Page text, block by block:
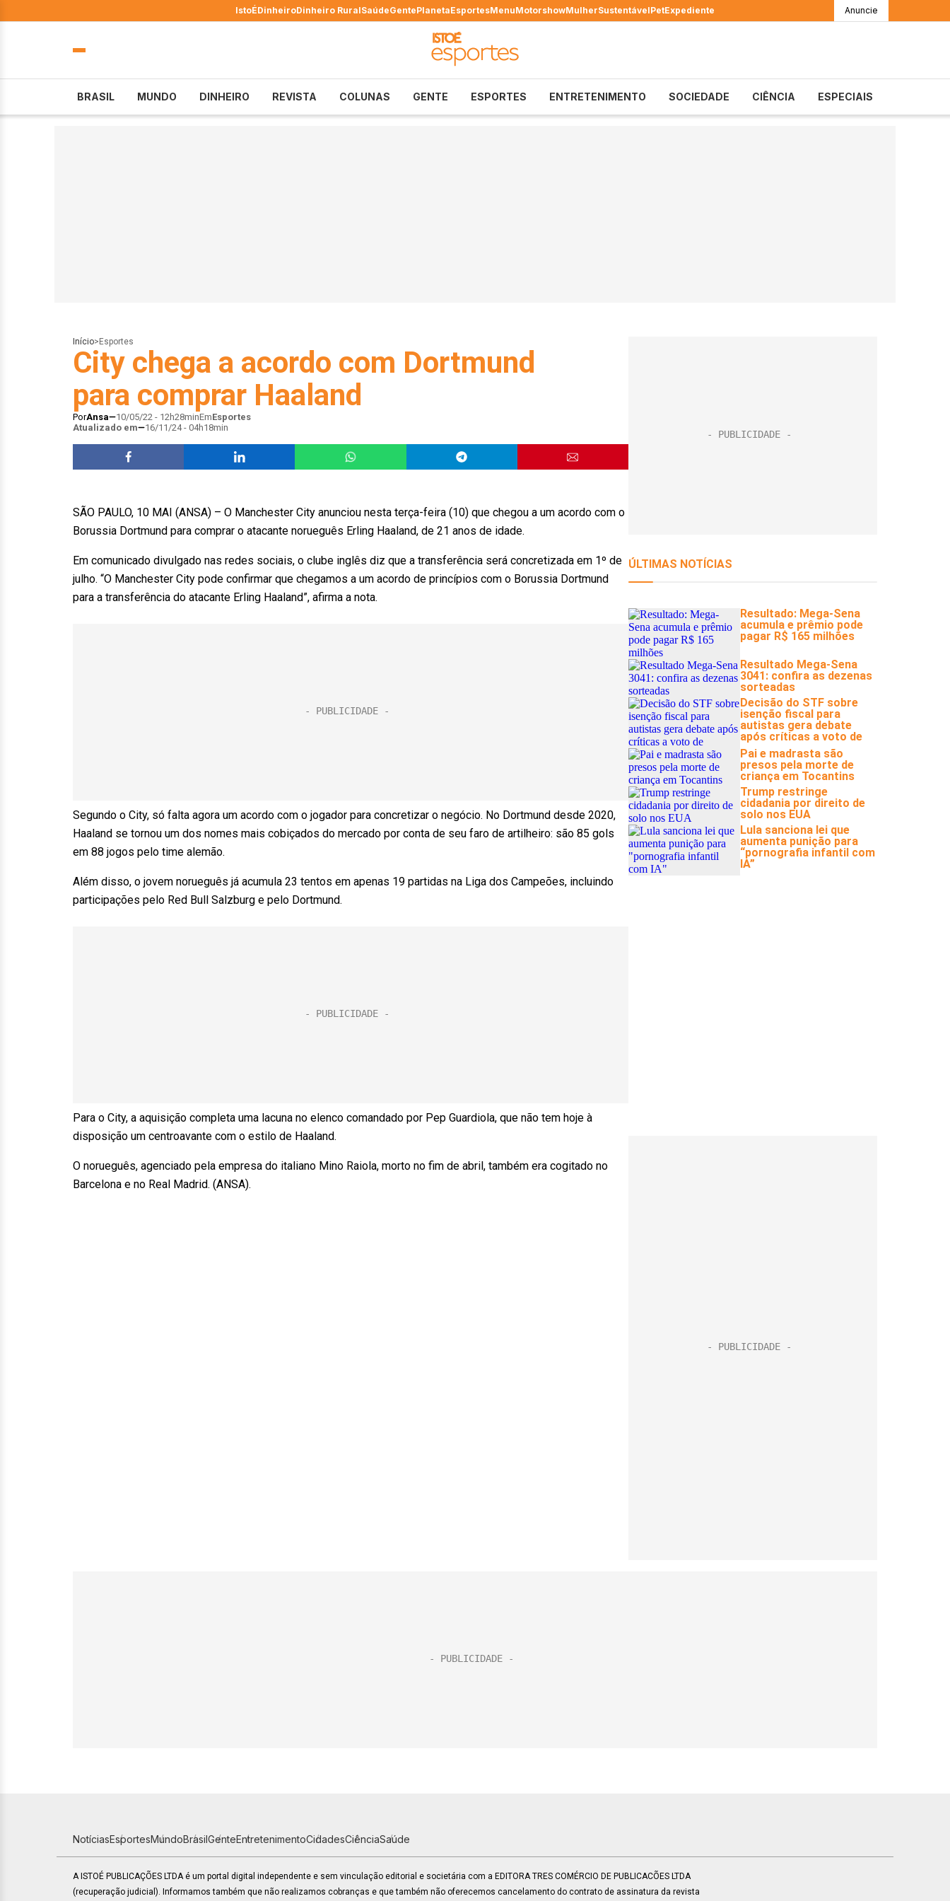
IstoÉDinheiroDinheiro RuralSaúdeGentePlanetaEsportesMenuMotorshowMulherSustentávelPetExpediente Anuncie
BRASIL MUNDO DINHEIRO REVISTA COLUNAS GENTE ESPORTES ENTRETENIMENTO SOCIEDADE CIÊNCIA ESPECIAIS
Início> Esportes
City chega a acordo com Dortmund
para comprar Haaland
PorAnsa 10/05/22 - 12h28minEmEsportes
Atualizado em
16/11/24 - 04h18min
SÃO PAULO, 10 MAI (ANSA) – O Manchester City anunciou nesta terça-feira (10) que chegou a um acordo com o
Borussia Dortmund para comprar o atacante norueguês Erling Haaland, de 21 anos de idade.
Em comunicado divulgado nas redes sociais, o clube inglês diz que a transferência será concretizada em 1º de
julho. “O Manchester City pode confirmar que chegamos a um acordo de princípios com o Borussia Dortmund
para a transferência do atacante Erling Haaland”, afirma a nota.
Segundo o City, só falta agora um acordo com o jogador para concretizar o negócio. No Dortmund desde 2020,
Haaland se tornou um dos nomes mais cobiçados do mercado por conta de seu faro de artilheiro: são 85 gols
em 88 jogos pelo time alemão.
Além disso, o jovem norueguês já acumula 23 tentos em apenas 19 partidas na Liga dos Campeões, incluindo
participações pelo Red Bull Salzburg e pelo Dortmund.
Para o City, a aquisição completa uma lacuna no elenco comandado por Pep Guardiola, que não tem hoje à
disposição um centroavante com o estilo de Haaland.
O norueguês, agenciado pela empresa do italiano Mino Raiola, morto no fim de abril, também era cogitado no
Barcelona e no Real Madrid. (ANSA).
NotíciasEsportesMundoBrasilGenteEntretenimentoCidadesCiênciaSaúde
A ISTOÉ PUBLICAÇÕES LTDA é um portal digital independente e sem vinculação editorial e societária com a EDITORA TRES COMÉRCIO DE PUBLICACÕES LTDA
(recuperação judicial). Informamos também que não realizamos cobranças e que também não oferecemos cancelamento do contrato de assinatura da revista